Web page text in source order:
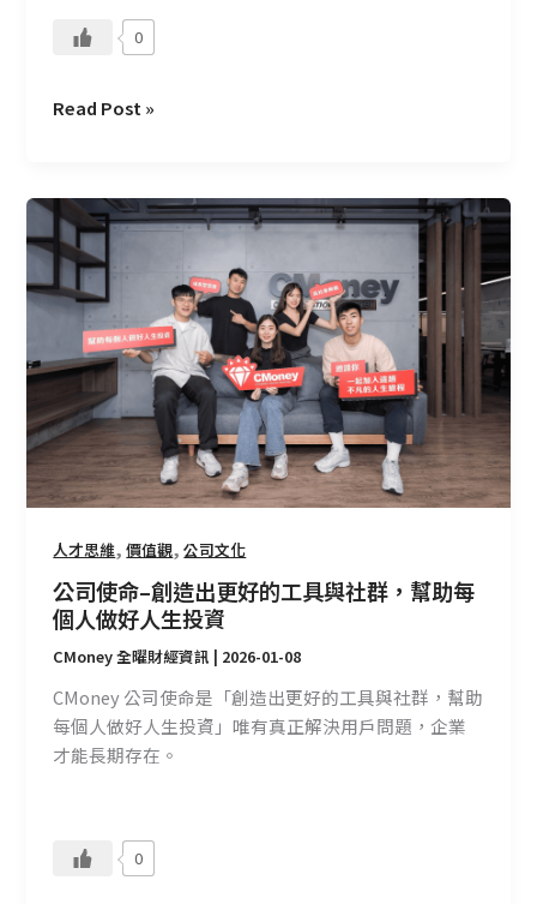
0
Read Post »
人才思維,價值觀,公司文化
公司使命–創造出更好的工具與社群，幫助每
個人做好人生投資
CMoney 全曜財經資訊 | 2026-01-08
CMoney 公司使命是「創造出更好的工具與社群，幫助
每個人做好人生投資」唯有真正解決用戶問題，企業
才能長期存在。
0
公
司
使
命
創
造
出
更
好
的
具
與
社
幫
助
每
個